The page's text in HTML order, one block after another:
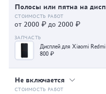
Полосы или пятна на
от 2000 ₽ до 2000 ₽
Дисплей для Xiaomi
800 ₽
Не включается